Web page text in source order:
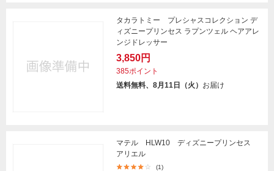
タカラトミー プレシャスコレクション デ
ィズニープリンセス ラプンツェル ヘアアレ
ンジドレッサー
3,850円
385ポイント
送料無料、8月11日（火） お届け
マテル HLW10 ディズニープリンセス
アリエル
(1)